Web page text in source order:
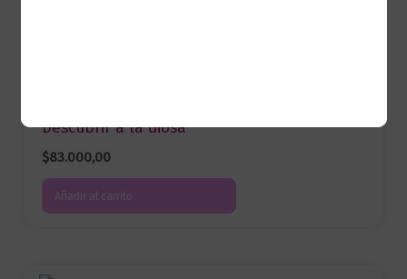
Descubrir a la diosa
$83.000,00
Añadir al carrito